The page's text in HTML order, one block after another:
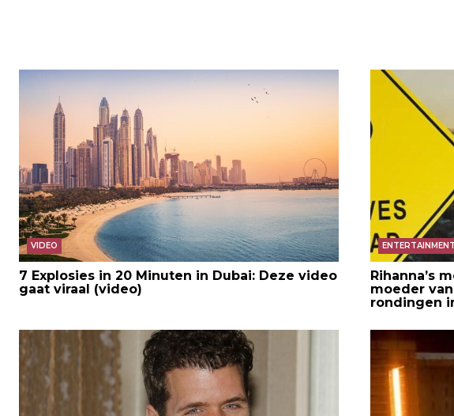
VIDEO
7 Explosies in 20 Minuten in Dubai: Deze video
gaat viraal (video)
ENTERTAINMENT
Rihanna’s
moeder
rondingen